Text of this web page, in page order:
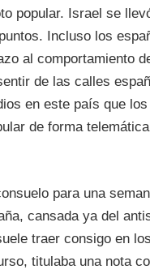
popular. Israel se
Incluso los
al comportamiento
de las calles
en este país que
de forma
para una
cansada ya del
traer consigo en
titulaba una nota